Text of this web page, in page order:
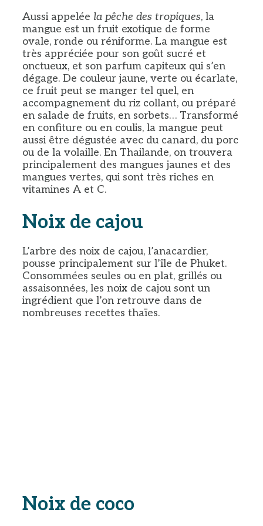
Aussi appelée la pêche des tropiques, la
mangue est un fruit exotique de forme
ovale, ronde ou réniforme. La mangue est
très appréciée pour son goût sucré et
onctueux, et son parfum capiteux qui s’en
dégage. De couleur jaune, verte ou écarlate,
ce fruit peut se manger tel quel, en
accompagnement du riz collant, ou préparé
en salade de fruits, en sorbets… Transformé
en confiture ou en coulis, la mangue peut
aussi être dégustée avec du canard, du porc
ou de la volaille. En Thailande, on trouvera
principalement des mangues jaunes et des
mangues vertes, qui sont très riches en
vitamines A et C.
Noix de cajou
L’arbre des noix de cajou, l’anacardier,
pousse principalement sur l’île de Phuket.
Consommées seules ou en plat, grillés ou
assaisonnées, les noix de cajou sont un
ingrédient que l’on retrouve dans de
nombreuses recettes thaïes.
Noix de coco